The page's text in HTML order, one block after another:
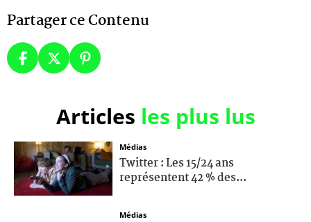
Partager ce Contenu
Articles les plus lus
Médias
Twitter : Les 15/24 ans
représentent 42 % des...
Médias